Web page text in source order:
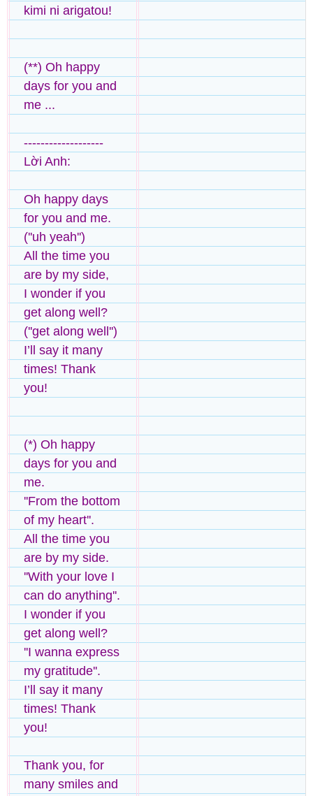
kimi ni arigatou!
(**) Oh happy
days for you and
me ...
-------------------
Lời Anh:
Oh happy days
for you and me.
(''uh yeah'')
All the time you
are by my side,
I wonder if you
get along well?
(''get along well'')
I’ll say it many
times! Thank
you!
(*) Oh happy
days for you and
me.
''From the bottom
of my heart''.
All the time you
are by my side.
''With your love I
can do anything''.
I wonder if you
get along well?
''I wanna express
my gratitude''.
I’ll say it many
times! Thank
you!
Thank you, for
many smiles and